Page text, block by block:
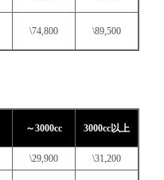
\74,800 \89,500
～3000cc 3000cc以上
\29,900 \31,200